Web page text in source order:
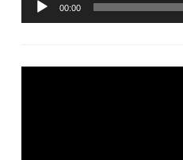
00:00